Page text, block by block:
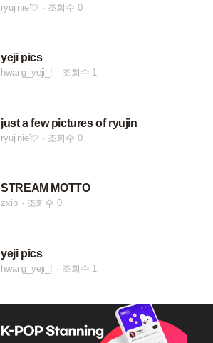
ryujinie💘 조회수 0
yeji pics
hwang_yeji_! 조회수 1
just a few pictures of ryujin
ryujinie💘 조회수 0
STREAM MOTTO
zxip 조회수 0
yeji pics
hwang_yeji_! 조회수 1